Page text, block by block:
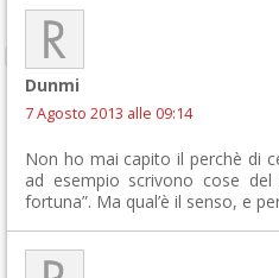
Dunmi
7 Agosto 2013 alle 09:14
Non ho mai capito il perchè di
ad esempio scrivono cose
fortuna”. Ma qual’è il senso, e